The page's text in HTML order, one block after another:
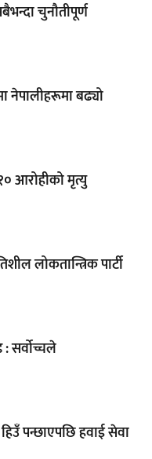
चुनौतीपूर्ण
नेपालीहरूमा बढ्यो
आरोहीको मृत्यु
लोकतान्त्रिक पार्टी
: सर्वोच्चले
पन्छाएपछि हवाई सेवा